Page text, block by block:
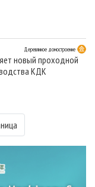
Деревянное домостроение
новый проходной
КДК